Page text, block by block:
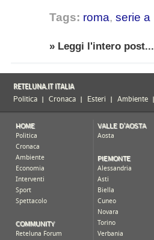
Tags: roma, serie a
» Leggi l'intero post...